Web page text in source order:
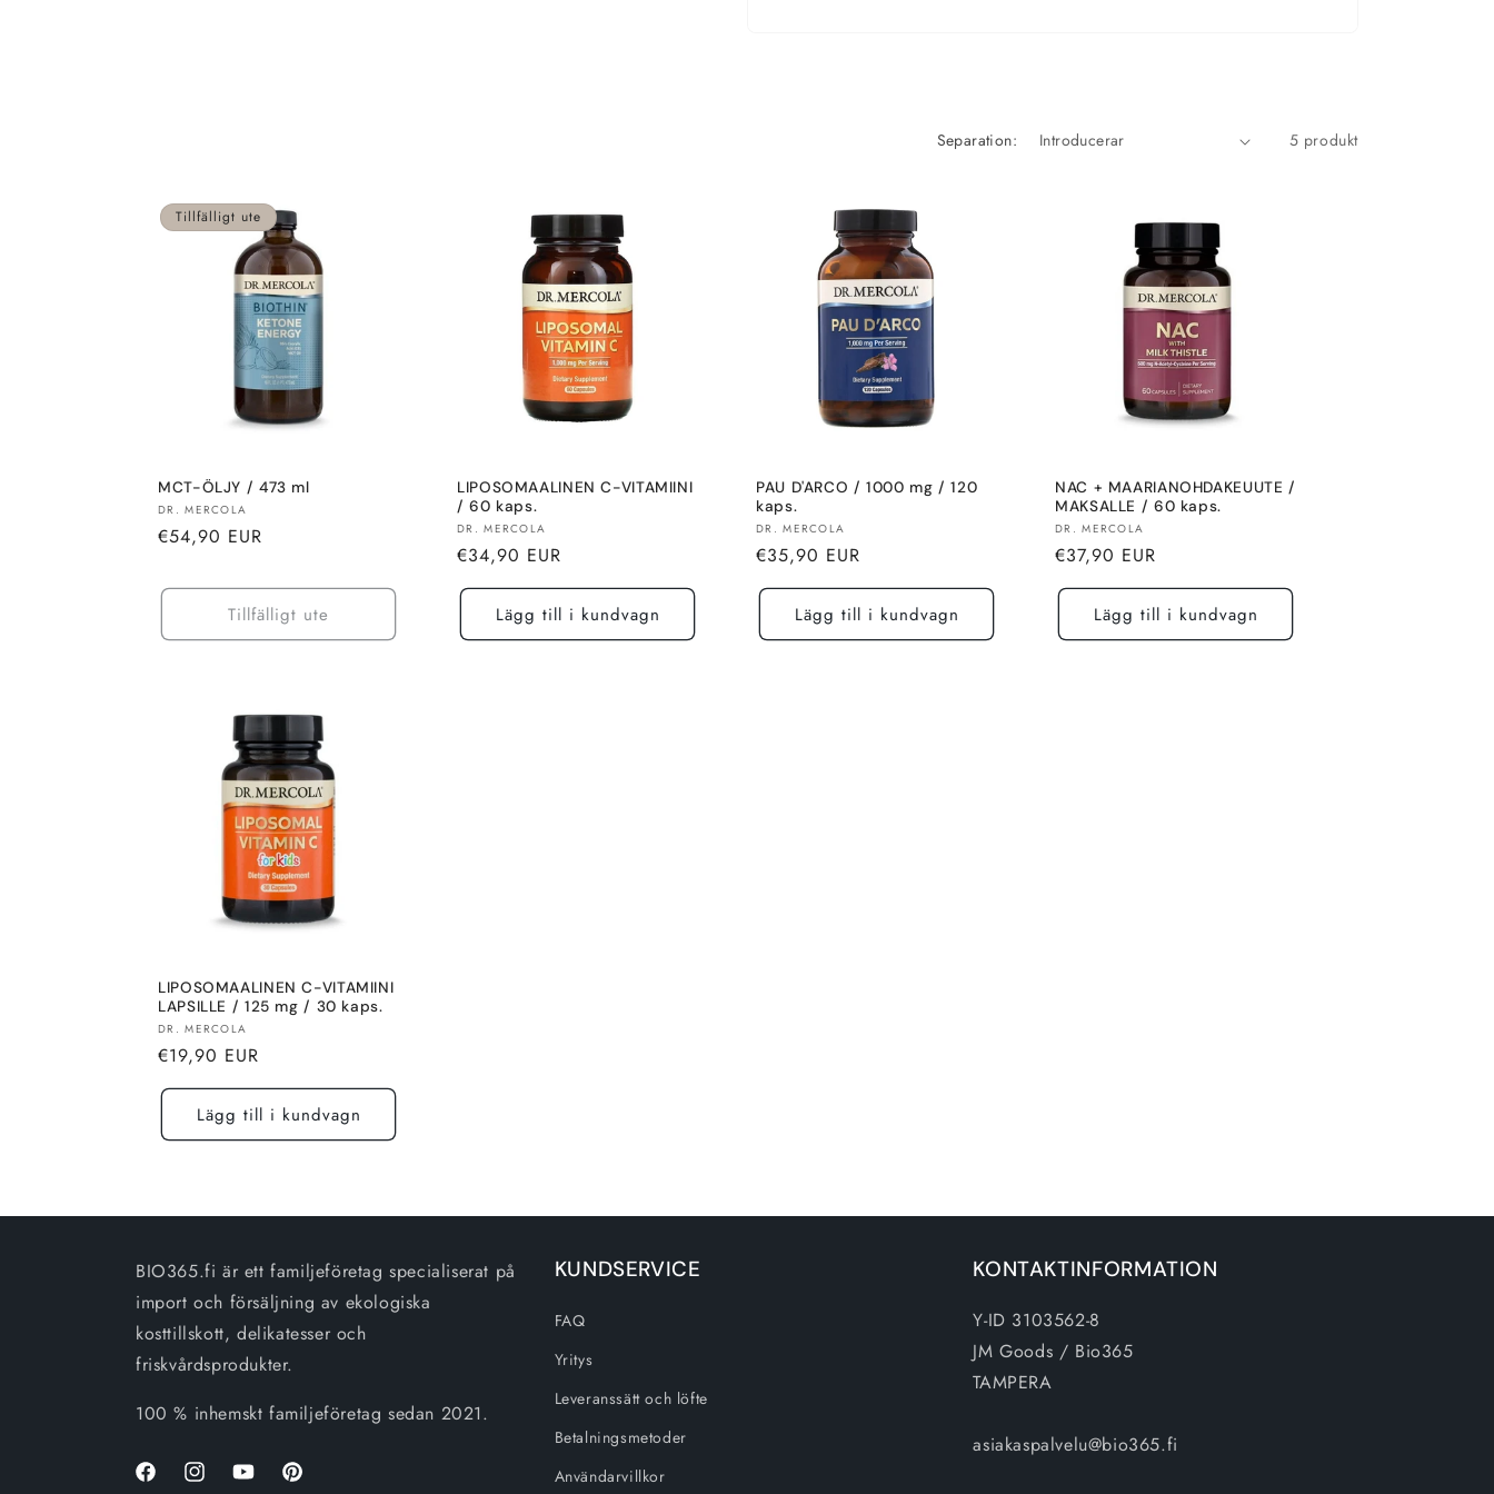
Separation: 5 produkt
Tillfälligt ute
MCT-ÖLJY / 473 ml
Säljare:
DR. MERCOLA
Normalt
€54,90 EUR
Tillfälligt ute
LIPOSOMAALINEN C-VITAMIINI
/ 60 kaps.
Säljare:
DR. MERCOLA
Normalt
pris
€34,90 EUR
Lägg till i kundvagn
PAU D'ARCO / 1000 mg / 120
kaps.
Säljare:
DR. MERCOLA
Normalt
pris
€35,90 EUR
Lägg till i kundvagn
NAC + MAARIANOHDAKEUUTE /
MAKSALLE / 60 kaps.
Säljare:
DR. MERCOLA
Normalt
pris
€37,90 EUR
Lägg till i kundvagn
LIPOSOMAALINEN C-VITAMIINI
LAPSILLE / 125 mg / 30 kaps.
Säljare:
DR. MERCOLA
Normalt
pris
€19,90 EUR
Lägg till i kundvagn
BIO365.fi är ett familjeföretag specialiserat på
import och försäljning av ekologiska
kosttillskott, delikatesser och
friskvårdsprodukter.
100 % inhemskt familjeföretag sedan 2021.
FacebookInstagramYoutubePinterest
KUNDSERVICE
FAQ
Yritys
Leveranssätt och löfte
Betalningsmetoder
Användarvillkor
KONTAKTINFORMATION
Y-ID 3103562-8
JM Goods / Bio365
TAMPERA
asiakaspalvelu@bio365.fi